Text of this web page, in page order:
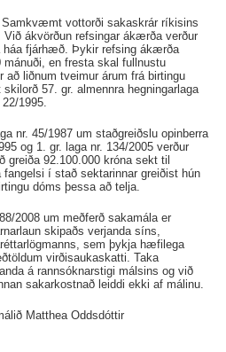
vottorði sakaskrár ríkisins
ákvörðun refsingar ákærða verður
háa fjárhæð. Þykir refsing ákærða
en fresta skal fullnustu
að liðnum tveimur árum frá birtingu
57. gr. almennra hegningarlaga
1995.
nr. 45/1987 um staðgreiðslu opinberra
og 1. gr. laga nr. 134/2005 verður
92.100.000 króna sekt til
í stað sektarinnar greiðist hún
dóms þessa að telja.
2008 um meðferð sakamála er
skipaðs verjanda síns,
sem þykja hæfilega
virðisaukaskatti. Taka
á rannsóknarstigi málsins og við
sakarkostnað leiddi ekki af málinu.
Matthea Oddsdóttir